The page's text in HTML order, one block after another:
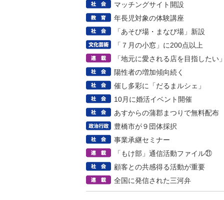
マッチングサイト開設
年長児対象の体験講座
「あそび場・まなび場」新設
「７月の小窓」に200点以上
「地元に愛される店を目指したい
陽性者の増加傾向続く
催し多彩に「だるまルシェ」
10月に婚活イベント開催
あすからの蒲郡まつりで無料配布
豊橋市が９団体採択
事業承継セミナー
「もけ部」通信活動ファイル㉑
顧客との共感得る活動が重要
全国に発信された三河弁